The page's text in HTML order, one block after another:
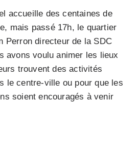
accueille des centaines de
mais passé 17h, le quartier
Perron directeur de la SDC
avons voulu animer les lieux
trouvent des activités
le centre-ville ou pour que les
soient encouragés à venir